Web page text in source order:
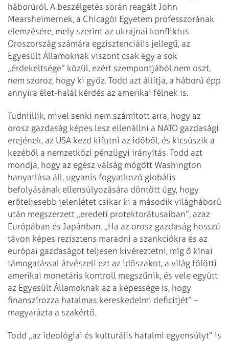
háborúról. A beszélgetés során reagált John
Mearsheimernek, a Chicagói Egyetem professzorának
elemzésére, mely szerint az ukrajnai konfliktus
Oroszország számára egzisztenciális jellegű, az
Egyesült Államoknak viszont csak egy a sok
„érdekeltsége” közül, ezért szempontjából nem oszt,
nem szoroz, hogy ki győz. Todd azt állítja, a háború épp
annyira élet-halál kérdés az amerikai félnek is.
Tudniillik, mivel senki nem számított arra, hogy az
orosz gazdaság képes lesz ellenállni a NATO gazdasági
erejének, az USA kezd kifutni az időből, és kicsúszik a
kezéből a nemzetközi pénzügyi irányítás. Todd azt
mondja, hogy az egész válság mögött Washington
hanyatlása áll, ugyanis fogyatkozó globális
befolyásának ellensúlyozására döntött úgy, hogy
erőteljesebb jelenlétet csikar ki a második világháború
után megszerzett „eredeti protektorátusaiban”, azaz
Európában és Japánban. „Ha az orosz gazdaság hosszú
távon képes rezisztens maradni a szankciókra és az
európai gazdaságot teljesen kivéreztetni, míg ő kínai
támogatással átvészeli ezt az időszakot, a világ fölötti
amerikai monetáris kontroll megszűnik, és vele együtt
az Egyesült Államoknak az a képessége is, hogy
finanszírozza hatalmas kereskedelmi deficitjét” –
magyarázta a szakértő.
Todd „az ideológiai és kulturális hatalmi egyensúlyt” is